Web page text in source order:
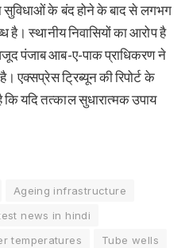
सुविधाओं के बंद होने के बाद से लगभग
स्थानीय निवासियों का आरोप है
पंजाब आब-ए-पाक प्राधिकरण ने
एक्सप्रेस ट्रिब्यून की रिपोर्ट के
कि यदि तत्काल सुधारात्मक उपाय
Ageing infrastructure
news in hindi
temperatures
Tube wells